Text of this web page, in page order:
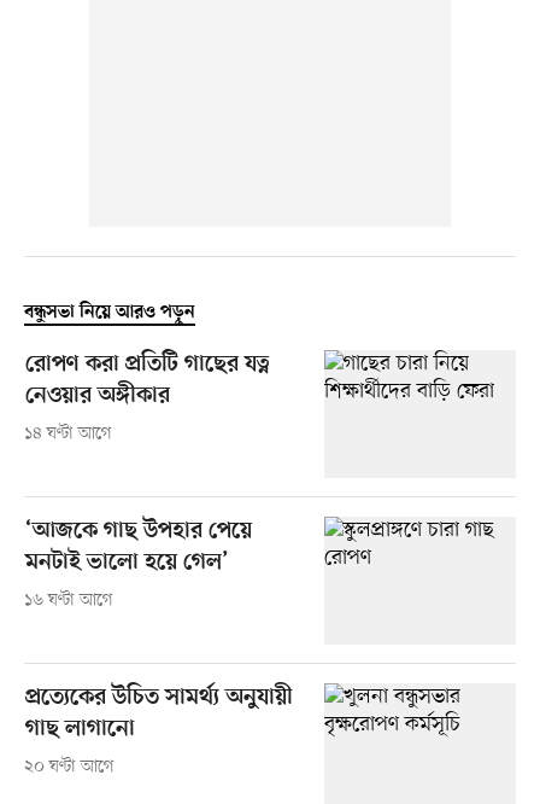
বন্ধুসভা নিয়ে আরও পড়ুন
রোপণ করা প্রতিটি গাছের যত্ন
নেওয়ার অঙ্গীকার
১৪ ঘণ্টা আগে
‘আজকে গাছ উপহার পেয়ে
মনটাই ভালো হয়ে গেল’
১৬ ঘণ্টা আগে
প্রত্যেকের উচিত সামর্থ্য অনুযায়ী
গাছ লাগানো
২০ ঘণ্টা আগে